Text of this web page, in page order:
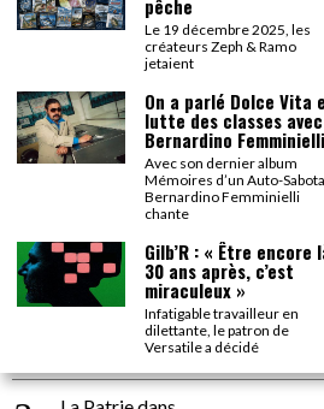
CHARGER PLUS
CA COMMENTE
il a pas de genoux Messi
Dans le vortex des jeux vidéo
Dans le vortex des jeux vidéos
PACÔME THIELLEMENT
La séance d’Hip Gnose
pêche
Le 19 décembre 2025, les
créateurs Zeph & Ramo
jetaient
On a parlé Dolce Vita
lutte des classes avec
Bernardino Femminielli
Avec son dernier album
Mémoires d’un Auto-
Bernardino Femminielli
chante
Gilb’R : « Être encore
30 ans après, c’est
miraculeux »
Infatigable travailleur en
dilettante, le patron de
Versatile a décidé